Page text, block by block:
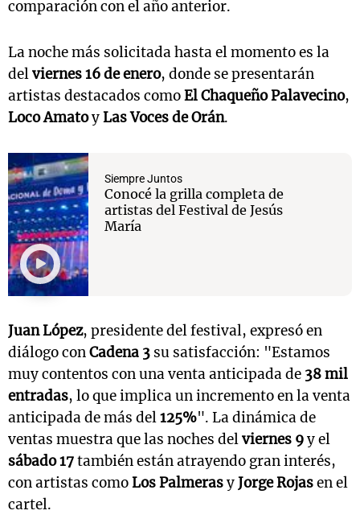
comparación con el año anterior.
La noche más solicitada hasta el momento es la
delviernes 16 de enero, donde se presentarán
artistas destacados comoEl Chaqueño Palavecino,
Loco AmatoyLas Voces de Orán.
Siempre Juntos
Conocé la grilla completa de
artistas del Festival de Jesús
María
Juan López, presidente del festival, expresó en
diálogo conCadena 3 su satisfacción: "Estamos
muy contentos con una venta anticipada de 38 mil
entradas, lo que implica un incremento en la venta
anticipada de más del125%". La dinámica de
ventas muestra que las noches delviernes 9y el
sábado 17también están atrayendo gran interés,
con artistas comoLos PalmerasyJorge Rojasen el
cartel.